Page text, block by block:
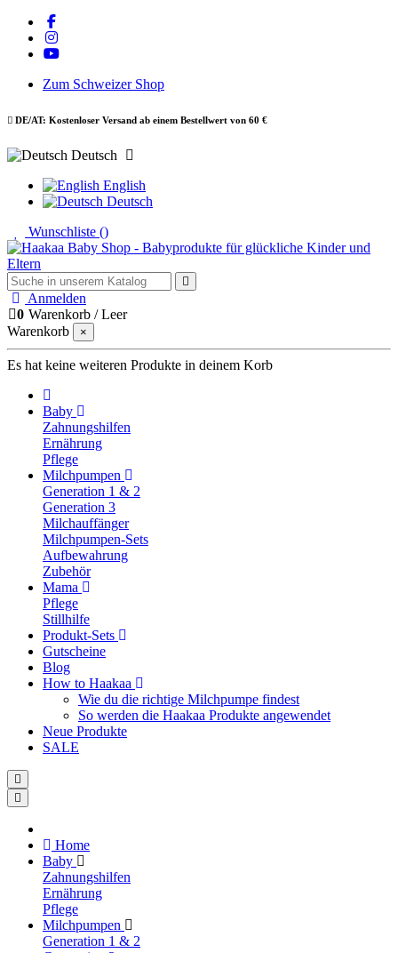
Zum Schweizer Shop
DE/AT: Kostenloser Versand ab einem Bestellwert von 60 €
Deutsch
English
Deutsch
Wunschliste ()
Anmelden
0 Warenkorb /Leer
Warenkorb
×
Es hat keine weiteren Produkte in deinem Korb
Baby
Zahnungshilfen
Ernährung
Pflege
Milchpumpen
Generation 1 & 2
Generation 3
Milchauffänger
Milchpumpen-Sets
Aufbewahrung
Zubehör
Mama
Pflege
Stillhilfe
Produkt-Sets
Gutscheine
Blog
How to Haakaa
Wie du die richtige Milchpumpe findest
So werden die Haakaa Produkte angewendet
Neue Produkte
SALE
Home
Baby
Zahnungshilfen
Ernährung
Pflege
Milchpumpen
Generation 1 & 2